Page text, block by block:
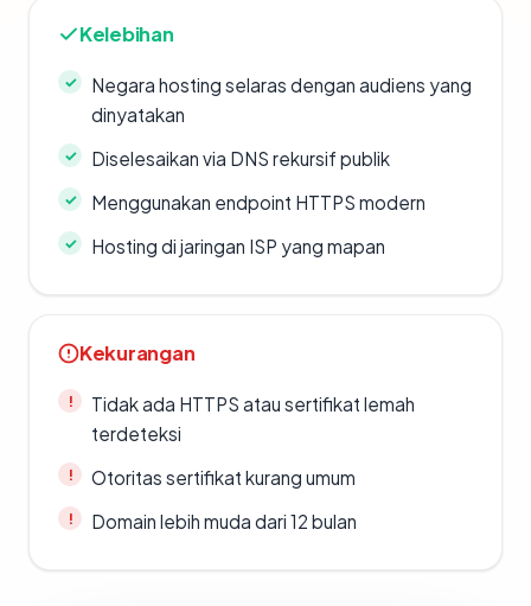
Kelebihan
Negara hosting selaras dengan audiens yang
dinyatakan
Diselesaikan via DNS rekursif publik
Menggunakan endpoint HTTPS modern
Hosting di jaringan ISP yang mapan
Kekurangan
Tidak ada HTTPS atau sertifikat lemah
terdeteksi
Otoritas sertifikat kurang umum
Domain lebih muda dari 12 bulan